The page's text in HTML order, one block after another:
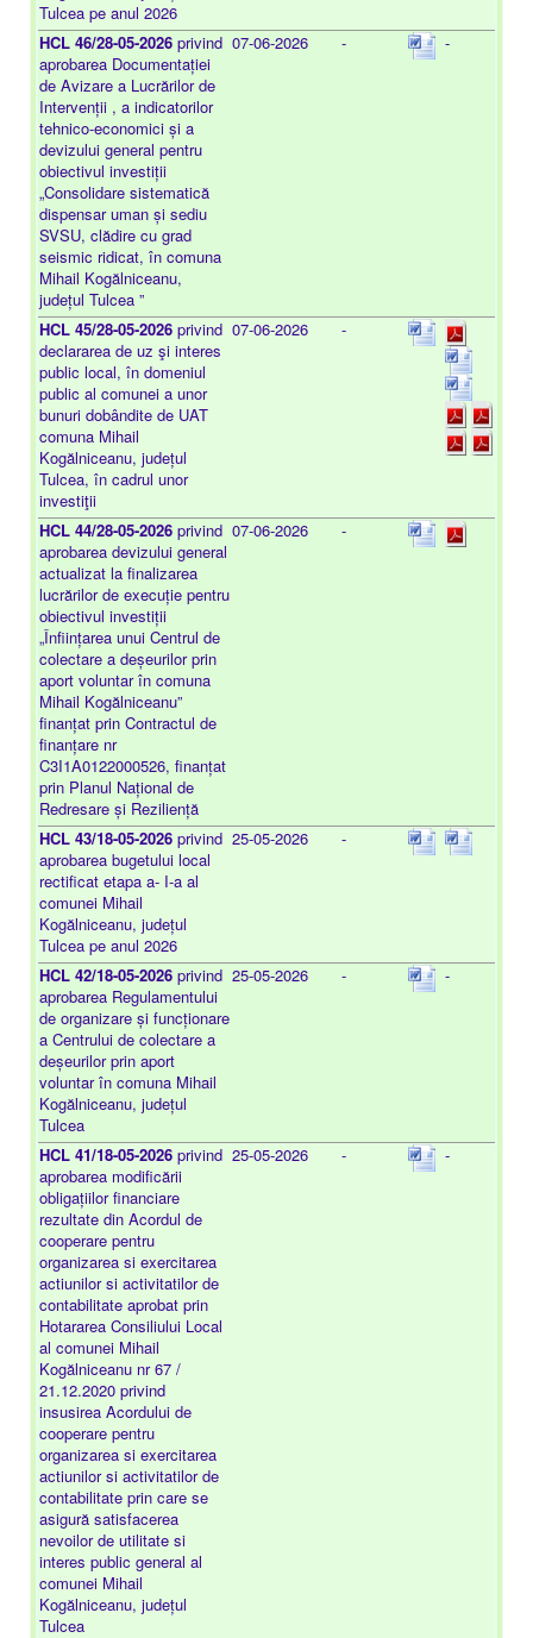
Tulcea pe anul 2026
HCL 46/28-05-2026 privind
aprobarea Documentației
de Avizare a Lucrărilor de
Intervenții , a indicatorilor
tehnico-economici și a
devizului general pentru
obiectivul investiții
„Consolidare sistematică
dispensar uman și sediu
SVSU, clădire cu grad
seismic ridicat, în comuna
Mihail Kogălniceanu,
județul Tulcea ”
07-06-2026 - -
HCL 45/28-05-2026 privind
declararea de uz şi interes
public local, în domeniul
public al comunei a unor
bunuri dobândite de UAT
comuna Mihail
Kogălniceanu, județul
Tulcea, în cadrul unor
investiţii
07-06-2026 -
HCL 44/28-05-2026 privind
aprobarea devizului general
actualizat la finalizarea
lucrărilor de execuție pentru
obiectivul investiții
„Înființarea unui Centrul de
colectare a deșeurilor prin
aport voluntar în comuna
Mihail Kogălniceanu”
finanțat prin Contractul de
finanțare nr
C3I1A0122000526, finanțat
prin Planul Național de
Redresare și Reziliență
07-06-2026 -
HCL 43/18-05-2026 privind
aprobarea bugetului local
rectificat etapa a- I-a al
comunei Mihail
Kogălniceanu, județul
Tulcea pe anul 2026
25-05-2026 -
HCL 42/18-05-2026 privind
aprobarea Regulamentului
de organizare și funcționare
a Centrului de colectare a
deșeurilor prin aport
voluntar în comuna Mihail
Kogălniceanu, județul
Tulcea
25-05-2026 - -
HCL 41/18-05-2026 privind
aprobarea modificării
obligațiilor financiare
rezultate din Acordul de
cooperare pentru
organizarea si exercitarea
actiunilor si activitatilor de
contabilitate aprobat prin
Hotararea Consiliului Local
al comunei Mihail
Kogălniceanu nr 67 /
21.12.2020 privind
insusirea Acordului de
cooperare pentru
organizarea si exercitarea
actiunilor si activitatilor de
contabilitate prin care se
asigură satisfacerea
nevoilor de utilitate si
interes public general al
comunei Mihail
Kogălniceanu, județul
Tulcea
25-05-2026 - -